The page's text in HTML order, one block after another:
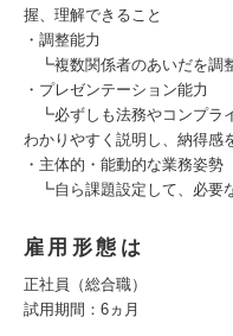
握、理解できること
・調整能力
┗複数関係者のあいだを調
・プレゼンテーション能力
┗必ずしも法務やコンプラ
わかりやすく説明し、納得感
・主体的・能動的な業務姿勢
┗自ら課題設定して、必要
雇用形態は
正社員（総合職）
試用期間：6ヵ月